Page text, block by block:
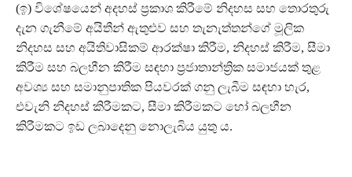
(ඉ) විශේෂයෙන් අදහස් ප්‍රකාශ කිරීමේ නිදහස සහ තොරතුරු
දැන ගැනීමේ අයිතීන් ඇතුළුව සහ තැනැත්තන්ගේ මූලික
නිදහස සහ අයිතිවාසිකම් ආරක්ෂා කිරීම, නිදහස් කිරීම, සීමා
කිරීම සහ බලහීන කිරීම සඳහා ප්‍රජාතාන්ත්‍රික සමාජයක් තුළ
අවශ්‍ය සහ සමානුපාතික පියවරක් ගනු ලැබීම සඳහා හැර,
එවැනි නිදහස් කිරීමකට, සීමා කිරීමකට හෝ බලහීන
කිරීමකට ඉඩ ලබාදෙනු නොලැබිය යුතු ය.